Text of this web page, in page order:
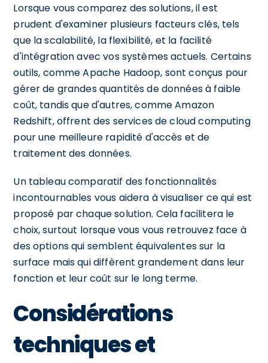
Lorsque vous comparez des solutions, il est
prudent d'examiner plusieurs facteurs clés, tels
que la scalabilité, la flexibilité, et la facilité
d'intégration avec vos systèmes actuels. Certains
outils, comme Apache Hadoop, sont conçus pour
gérer de grandes quantités de données à faible
coût, tandis que d'autres, comme Amazon
Redshift, offrent des services de cloud computing
pour une meilleure rapidité d'accès et de
traitement des données.
Un tableau comparatif des fonctionnalités
incontournables vous aidera à visualiser ce qui est
proposé par chaque solution. Cela facilitera le
choix, surtout lorsque vous vous retrouvez face à
des options qui semblent équivalentes sur la
surface mais qui diffèrent grandement dans leur
fonction et leur coût sur le long terme.
Considérations
techniques et